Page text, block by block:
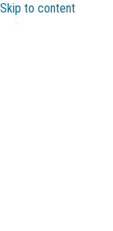
Skip to content